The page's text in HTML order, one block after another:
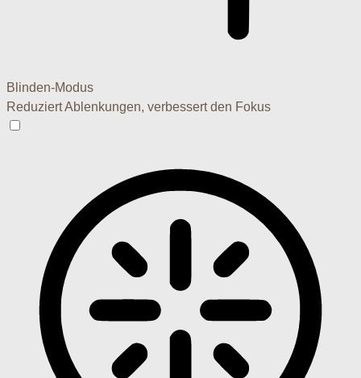
Blinden-Modus
Reduziert Ablenkungen, verbessert den Fokus